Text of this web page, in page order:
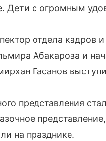
Дети с огромным
отдела
Абакарова и
Гасанов
представления
на празднике.